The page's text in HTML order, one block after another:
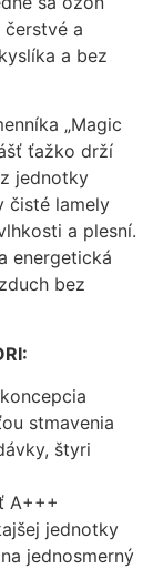
a
a bez
„Magic
ťažko drží
jednotky
čisté lamely
a plesní.
energetická
bez
stmavenia
štyri
A+++
jednotky
jednosmerný